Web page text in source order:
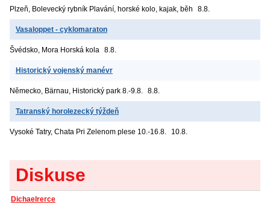
Plzeň, Bolevecký rybník Plavání, horské kolo, kajak, běh 8.8.
Vasaloppet - cyklomaraton
Švédsko, Mora Horská kola 8.8.
Historický vojenský manévr
Německo, Bärnau, Historický park 8.-9.8. 8.8.
Tatranský horolezecký týždeň
Vysoké Tatry, Chata Pri Zelenom plese 10.-16.8. 10.8.
Diskuse
Dichaelrerce